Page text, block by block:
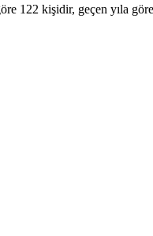
kişidir, geçen yıla